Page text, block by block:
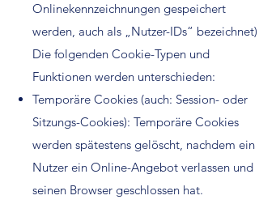
Onlinekennzeichnungen gespeichert
werden, auch als „Nutzer-IDs“ bezeichnet)
Die folgenden Cookie-Typen und
Funktionen werden unterschieden:
Temporäre Cookies (auch: Session- oder
Sitzungs-Cookies): Temporäre Cookies
werden spätestens gelöscht, nachdem ein
Nutzer ein Online-Angebot verlassen und
seinen Browser geschlossen hat.